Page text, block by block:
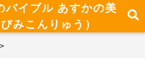
バイブル あすかの美
みこんりゅう）
>